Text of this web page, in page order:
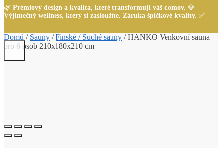
🌿 Prémiový design a kvalita, které transformují váš domov. 💎
Výjimečný wellness, který si zasloužíte. Záruka špičkové kvality. ✅
Domů / Sauny /Finské / Suché sauny /HANKO Venkovní sauna
pro 6 osob 210x180x210 cm